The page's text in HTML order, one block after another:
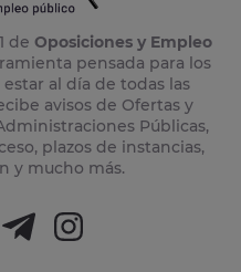
de Oposiciones y Empleo
pensada para los
al día de todas las
avisos de Ofertas y
Públicas,
plazos de instancias,
y mucho más.